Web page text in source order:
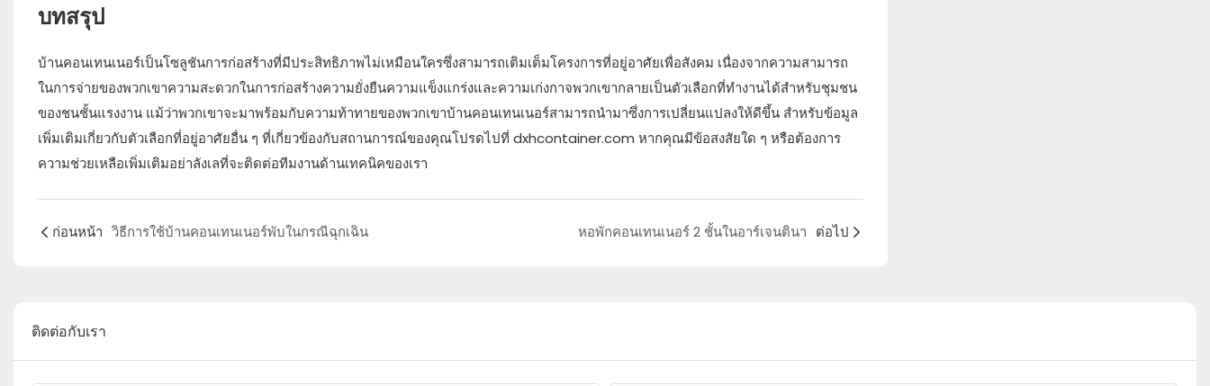
บทสรุป
บ้านคอนเทนเนอร์เป็นโซลูชันการก่อสร้างที่มีประสิทธิภาพไม่เหมือนใครซึ่งสามารถเติมเต็มโครงการที่อยู่อาศัยเพื่อสังคม เนื่องจากความสามารถ
ในการจ่ายของพวกเขาความสะดวกในการก่อสร้างความยั่งยืนความแข็งแกร่งและความเก่งกาจพวกเขากลายเป็นตัวเลือกที่ทำงานได้สำหรับชุมชน
ของชนชั้นแรงงาน แม้ว่าพวกเขาจะมาพร้อมกับความท้าทายของพวกเขาบ้านคอนเทนเนอร์สามารถนำมาซึ่งการเปลี่ยนแปลงให้ดีขึ้น สำหรับข้อมูล
เพิ่มเติมเกี่ยวกับตัวเลือกที่อยู่อาศัยอื่น ๆ ที่เกี่ยวข้องกับสถานการณ์ของคุณโปรดไปที่ dxhcontainer.com หากคุณมีข้อสงสัยใด ๆ หรือต้องการ
ความช่วยเหลือเพิ่มเติมอย่าลังเลที่จะติดต่อทีมงานด้านเทคนิคของเรา
ก่อนหน้า วิธีการใช้บ้านคอนเทนเนอร์พับในกรณีฉุกเฉิน หอพักคอนเทนเนอร์ 2 ชั้นในอาร์เจนตินา ต่อไป
ติดต่อกับเรา